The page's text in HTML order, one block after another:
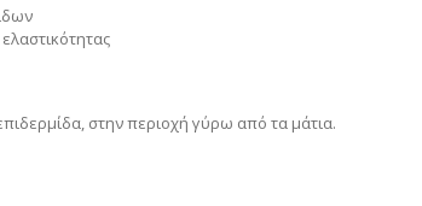
στην περιοχή γύρω από τα μάτια.